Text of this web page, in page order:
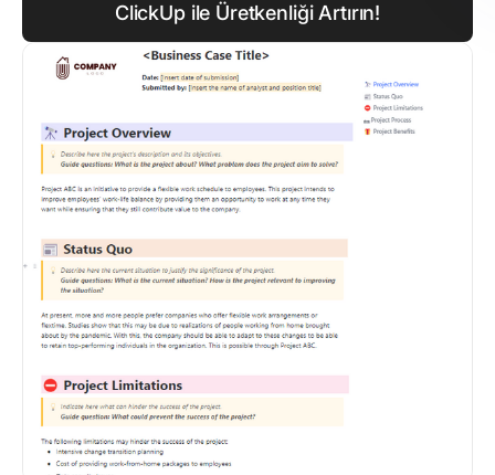
ClickUp ile Üretkenliği Artırın!